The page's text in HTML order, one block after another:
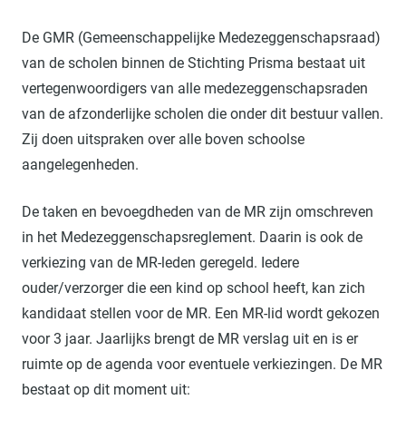
De GMR (Gemeenschappelijke Medezeggenschapsraad)
van de scholen binnen de Stichting Prisma bestaat uit
vertegenwoordigers van alle medezeggenschapsraden
van de afzonderlijke scholen die onder dit bestuur vallen.
Zij doen uitspraken over alle boven schoolse
aangelegenheden.
De taken en bevoegdheden van de MR zijn omschreven
in het Medezeggenschapsreglement. Daarin is ook de
verkiezing van de MR-leden geregeld. Iedere
ouder/verzorger die een kind op school heeft, kan zich
kandidaat stellen voor de MR. Een MR-lid wordt gekozen
voor 3 jaar. Jaarlijks brengt de MR verslag uit en is er
ruimte op de agenda voor eventuele verkiezingen. De MR
bestaat op dit moment uit: